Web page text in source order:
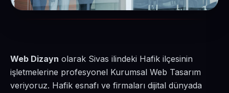
Web Dizayn olarak Sivas ilindeki Hafik ilçesinin
işletmelerine profesyonel Kurumsal Web Tasarım
veriyoruz. Hafik esnafı ve firmaları dijital dünyada